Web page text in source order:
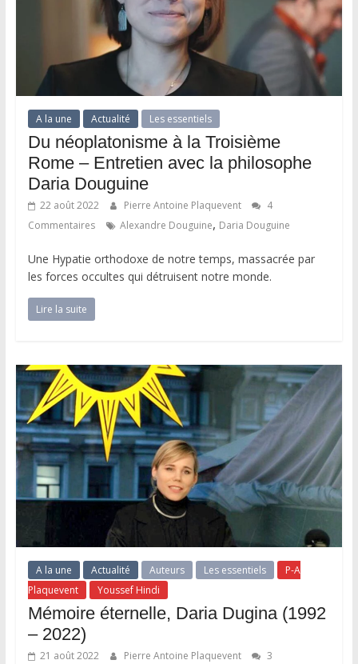
A la une Actualité Les essentiels
Du néoplatonisme à la Troisième
Rome – Entretien avec la philosophe
Daria Douguine
22 août 2022 Pierre Antoine Plaquevent
4
Commentaires
Alexandre Douguine, Daria Douguine
Une Hypatie orthodoxe de notre temps, massacrée par
les forces occultes qui détruisent notre monde.
Lire la suite
A la une Actualité Auteurs Les essentiels
P-A
Plaquevent
Youssef Hindi
Mémoire éternelle, Daria Dugina (1992
– 2022)
21 août 2022 Pierre Antoine Plaquevent
3